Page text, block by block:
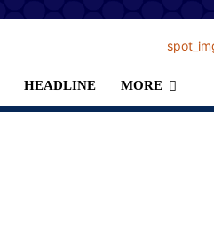
HEADLINE MORE